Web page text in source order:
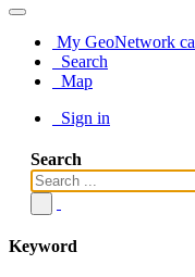
My GeoNetwork
Search
Map
Sign in
Search
Keyword